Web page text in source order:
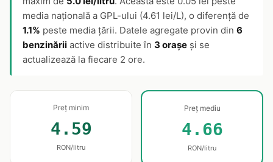
media națională a GPL-ului (4.61 lei/L), o diferență de
1.1% peste media țării. Datele agregate provin din 6
benzinării active distribuite în 3 orașe și se
actualizează la fiecare 2 ore.
Preț minim
4.59
RON/litru
Preț mediu
4.66
RON/litru